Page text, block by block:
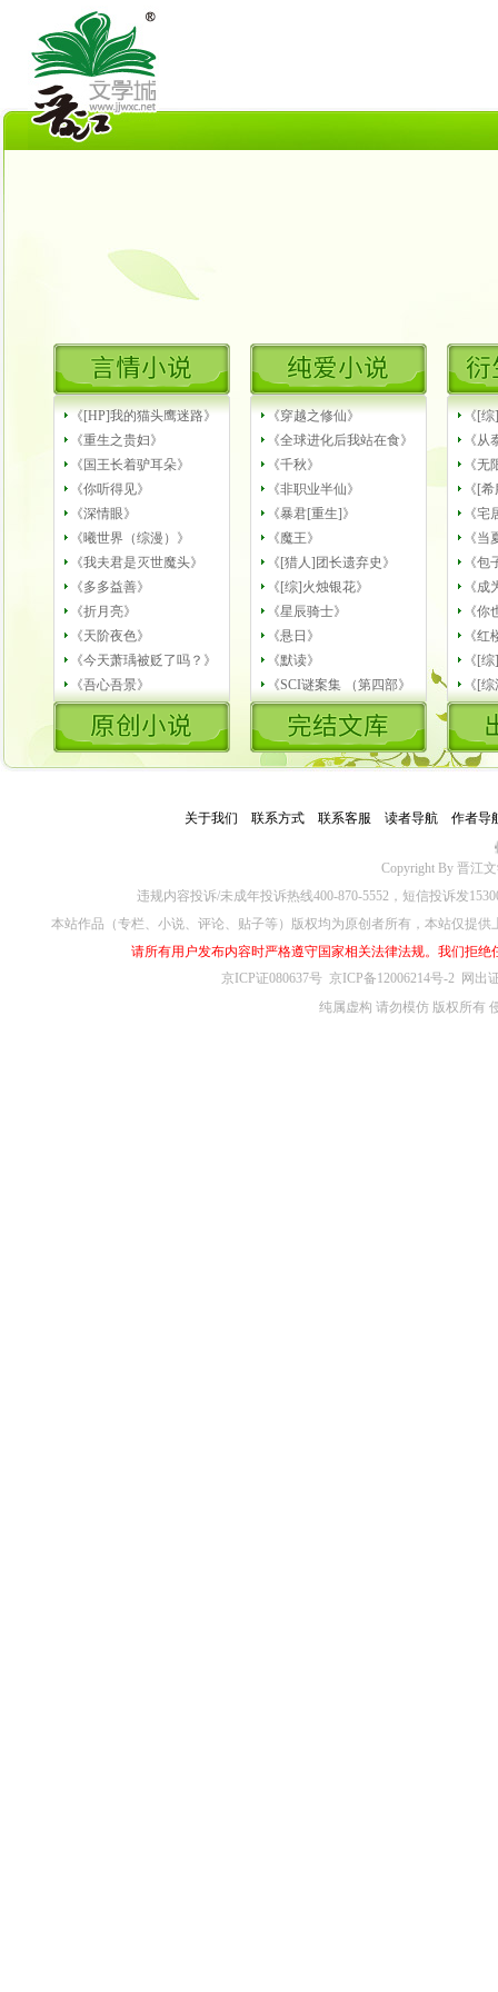
《[HP]我的猫头鹰迷路》
《重生之贵妇》
《国王长着驴耳朵》
《你听得见》
《深情眼》
《曦世界（综漫）》
《我夫君是灭世魔头》
《多多益善》
《折月亮》
《天阶夜色》
《今天萧瑀被贬了吗？》
《吾心吾景》
《穿越之修仙》
《全球进化后我站在食》
《千秋》
《非职业半仙》
《暴君[重生]》
《魔王》
《[猎人]团长遗弃史》
《[综]火烛银花》
《星辰骑士》
《悬日》
《默读》
《SCI谜案集 （第四部》
《[
《
《
《[
《
《
《
《
《
《
《[
《[
关于我们 联系方式 联系客服 读者导航
作者导
Copyright By 晋江
违规内容投诉/未成年投诉热线400-870-5552，短信投诉发
本站作品（专栏、小说、评论、贴子等）版权均为原创者所有，本站仅提
请所有用户发布内容时严格遵守国家相关法律法规。我们拒
京ICP证080637号 京ICP备12006214号-2 网出
纯属虚构 请勿模仿 版权所有